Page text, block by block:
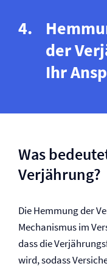
der
Ihr
Was
Verjährung?
Die Hemmung der
Mechanismus im
dass die
wird, sodass